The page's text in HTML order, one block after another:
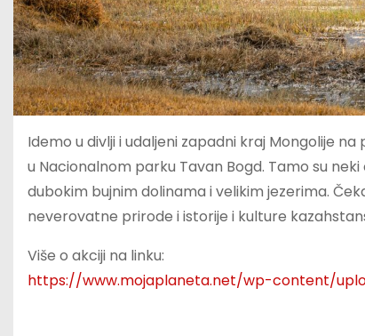
Idemo u divlji i udaljeni zapadni kraj Mongolije
u Nacionalnom parku Tavan Bogd. Tamo su
dubokim bujnim dolinama i velikim jezerima.
neverovatne prirode i istorije i kulture
Više o akciji na linku:
https://www.mojaplaneta.net/wp-content/